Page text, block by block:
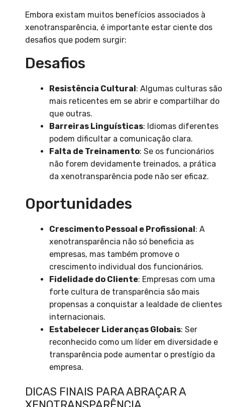
Embora existam muitos benefícios associados à
xenotransparência, é importante estar ciente dos
desafios que podem surgir:
Desafios
Resistência Cultural : Algumas culturas são
mais reticentes em se abrir e compartilhar do
que outras.
Barreiras Linguísticas: Idiomas diferentes
podem dificultar a comunicação clara.
Falta de Treinamento: Se os funcionários
não forem devidamente treinados, a prática
da xenotransparência pode não ser eficaz.
Oportunidades
Crescimento Pessoal e Profissional : A
xenotransparência não só beneficia as
empresas, mas também promove o
crescimento individual dos funcionários.
Fidelidade do Cliente: Empresas com uma
forte cultura de transparência são mais
propensas a conquistar a lealdade de clientes
internacionais.
Estabelecer Lideranças Globais: Ser
reconhecido como um líder em diversidade e
transparência pode aumentar o prestígio da
empresa.
DICAS FINAIS PARA ABRAÇAR A